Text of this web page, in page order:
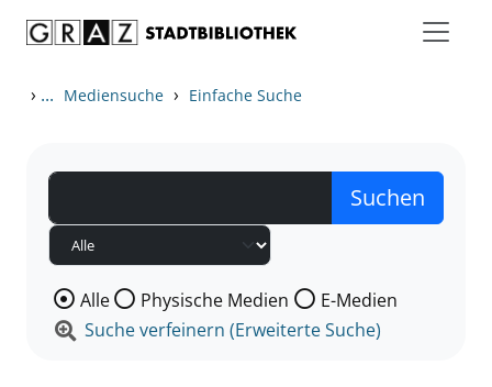
› ... Mediensuche › Einfache Suche
Wählen Sie die Medienart nach der Sie suchen wollen.
Alle Physische Medien
E-Medien
Suche verfeinern (Erweiterte Suche)